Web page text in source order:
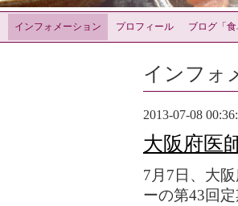
インフォメーション プロフィール ブログ「
インフォ
2013-07-08
大阪府医
7月7日、大
ーの第43回